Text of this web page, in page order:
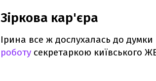
Зіркова кар'єра
Ірина все ж дослухалась до думки
роботу секретаркою київського